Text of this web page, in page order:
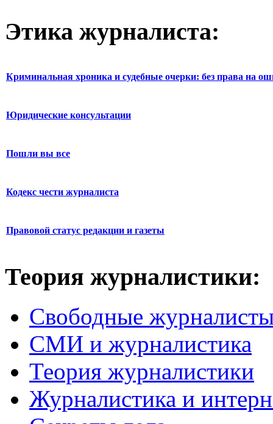
Этика журналиста:
Криминальная хроника и судебные очерки: без права на
Юридические консультации
Пошли вы все
Кодекс чести журналиста
Правовой статус редакции и газеты
Теория журналистики:
Свободные
СМИ и журналистика
Теория журналистики
Журналистика и